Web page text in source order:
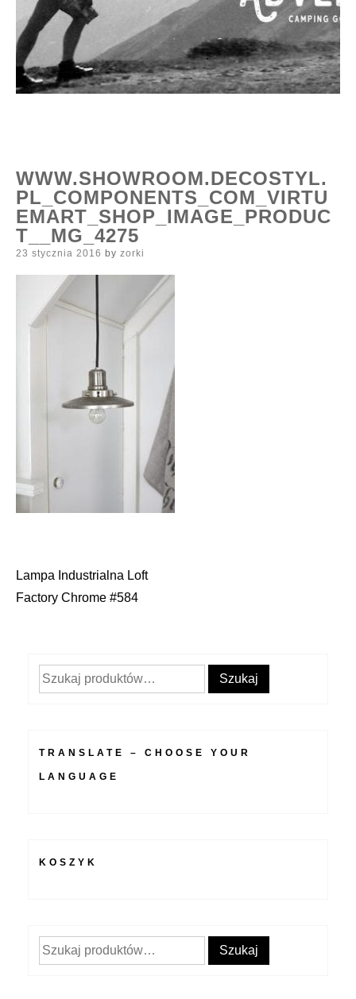
WWW.SHOWROOM.DECOSTYL.
PL_COMPONENTS_COM_VIRTU
EMART_SHOP_IMAGE_PRODUC
T__MG_4275
Posted
23 stycznia 2016 by zorki
Nawigacja
Lampa Industrialna Loft
Factory Chrome #584
Szukaj: Szukaj
TRANSLATE – CHOOSE YOUR
LANGUAGE
KOSZYK
Szukaj: Szukaj